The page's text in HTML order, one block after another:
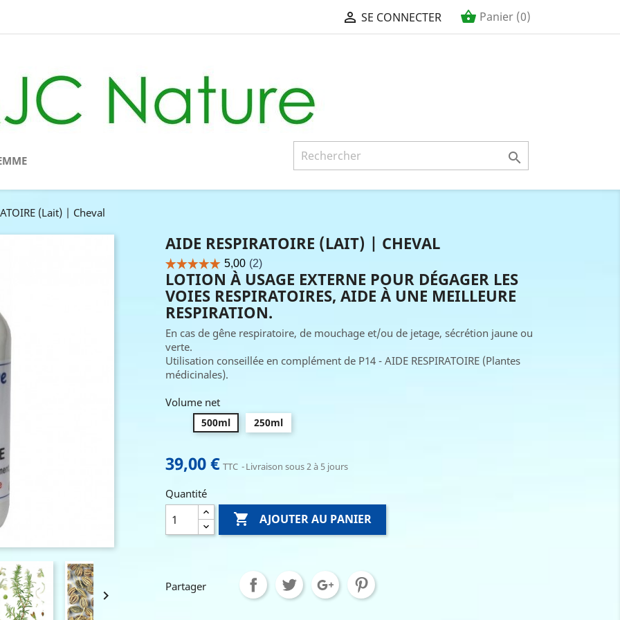
 SE CONNECTER shopping_basket Panier (0)

(Lait) | Cheval

AIDE RESPIRATOIRE (LAIT) | CHEVAL
LOTION À USAGE EXTERNE POUR DÉGAGER LES
VOIES RESPIRATOIRES, AIDE À UNE MEILLEURE
RESPIRATION.
En cas de gêne respiratoire, de mouchage et/ou de jetage, sécrétion jaune ou
verte.
Utilisation conseillée en complément de P14 - AIDE RESPIRATOIRE (Plantes
médicinales).
Volume net
500ml 250ml
39,00 € TTC Livraison sous 2 à 5 jours
Quantité
 AJOUTER AU PANIER
Partager